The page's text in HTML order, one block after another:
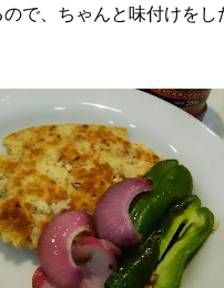
で、ちゃんと味付けをし